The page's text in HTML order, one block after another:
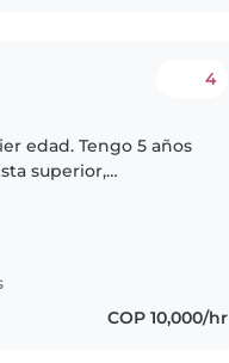
4
edad. Tengo 5 años
superior,
COP 10,000/hr